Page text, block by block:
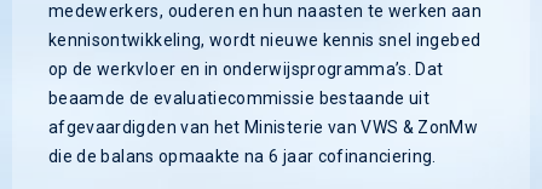
medewerkers, ouderen en hun naasten te werken aan
kennisontwikkeling, wordt nieuwe kennis snel ingebed
op de werkvloer en in onderwijsprogramma’s. Dat
beaamde de evaluatiecommissie bestaande uit
afgevaardigden van het Ministerie van VWS & ZonMw
die de balans opmaakte na 6 jaar cofinanciering.